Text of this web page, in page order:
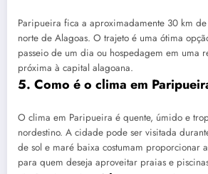
Paripueira fica a aproximadamente 30 km
norte de Alagoas. O trajeto é uma ótima
passeio de um dia ou hospedagem em uma
próxima à capital alagoana.
5. Como é o clima em
O clima em Paripueira é quente, úmido e
nordestino. A cidade pode ser visitada
de sol e maré baixa costumam proporcionar
para quem deseja aproveitar praias e